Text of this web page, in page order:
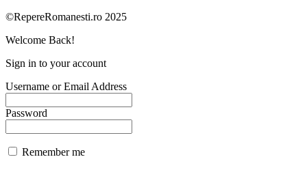
©RepereRomanesti.ro 2025
Welcome Back!
Sign in to your account
Username or Email Address
Password
Remember me